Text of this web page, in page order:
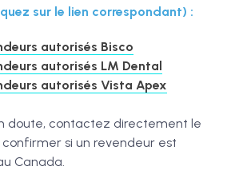
sur le lien correspondant) :
autorisés Bisco
autorisés LM Dental
autorisés Vista Apex
doute, contactez directement le
si un revendeur est
Canada.